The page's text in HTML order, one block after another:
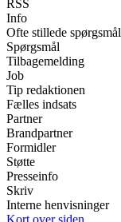
RSS
Info
Ofte stillede spørgsmål
Spørgsmål
Tilbagemelding
Job
Tip redaktionen
Fælles indsats
Partner
Brandpartner
Formidler
Støtte
Presseinfo
Skriv
Interne henvisninger
Kort over siden